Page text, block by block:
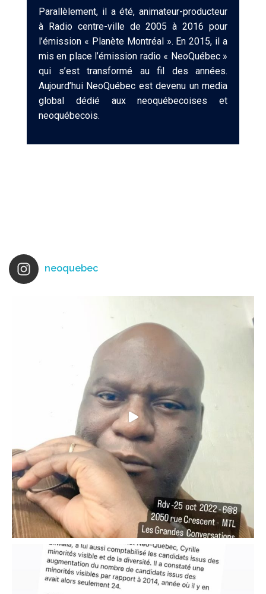
Parallèlement, il a été, animateur-producteur
à Radio centre-ville de 2005 à 2016 pour
l’émission « Planète Montréal ». En 2015, il a
mis en place l’émission radio « NeoQuébec »
qui s’est transformé au fil des années.
Aujourd’hui NeoQuébec est devenu un media
global dédié aux neoquébecoises et
neoquébecois.
neoquebec